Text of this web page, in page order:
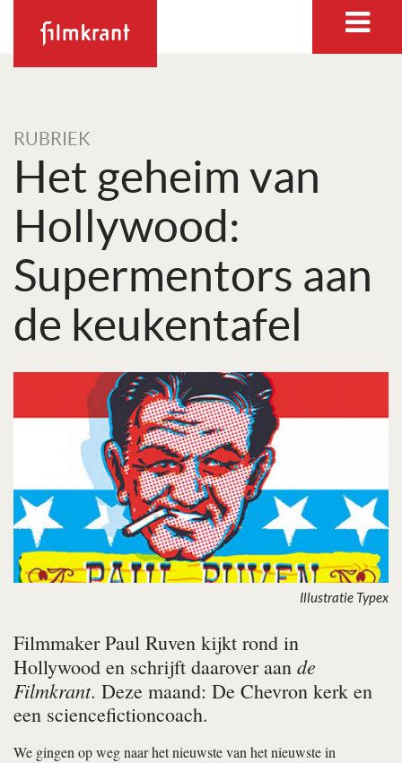
RUBRIEK
Het geheim van
Hollywood:
Supermentors aan
de keukentafel
Illustratie Typex
Filmmaker Paul Ruven kijkt rond in
Hollywood en schrijft daarover aan de
Filmkrant. Deze maand: De Chevron kerk en
een sciencefictioncoach.
We gingen op weg naar het nieuwste van het nieuwste in